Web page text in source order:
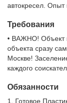
автокресел. Опыт
Требования
• ВАЖНО! Объект
объекта сразу
Москве!
каждого
Обязанности
1. Готовое